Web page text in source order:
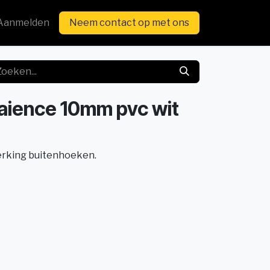
Neem contact op met ons
10mm pvc wit
buitenhoeken.